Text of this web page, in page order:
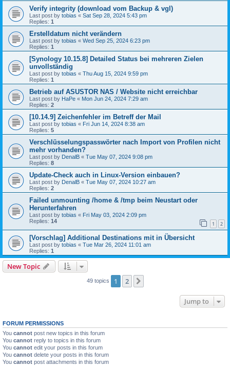
Verify integrity (download vom Backup & vgl)
Last post by tobias « Sat Sep 28, 2024 5:43 pm
Replies: 1
Erstelldatum nicht verändern
Last post by tobias « Wed Sep 25, 2024 6:23 pm
Replies: 1
[Synology 10.15.8] Detailed Status bei mehreren Zielen
unvollständig
Last post by tobias « Thu Aug 15, 2024 9:59 pm
Replies: 1
Betrieb auf ASUSTOR NAS / Website nicht erreichbar
Last post by HaPe « Mon Jun 24, 2024 7:29 am
Replies: 2
[10.14.9] Zeichenfehler im Betreff der Mail
Last post by tobias « Fri Jun 14, 2024 8:38 am
Replies: 5
Verschlüsselungspasswörter nach Import von Profilen nicht
mehr vorhanden?
Last post by DenalB « Tue May 07, 2024 9:08 pm
Replies: 8
Update-Check auch in Linux-Version einbauen?
Last post by DenalB « Tue May 07, 2024 10:27 am
Replies: 2
Failed unmounting /home & /tmp beim Neustart oder
Herunterfahren
Last post by tobias « Fri May 03, 2024 2:09 pm
Replies: 14 1 2
[Vorschlag] Additional Destinations mit in Übersicht
Last post by tobias « Tue Mar 26, 2024 11:01 am
Replies: 1
New Topic
49 topics 1 2
Jump to
FORUM PERMISSIONS
You cannot post new topics in this forum
You cannot reply to topics in this forum
You cannot edit your posts in this forum
You cannot delete your posts in this forum
You cannot post attachments in this forum